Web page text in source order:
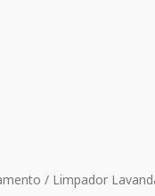
/ Limpador